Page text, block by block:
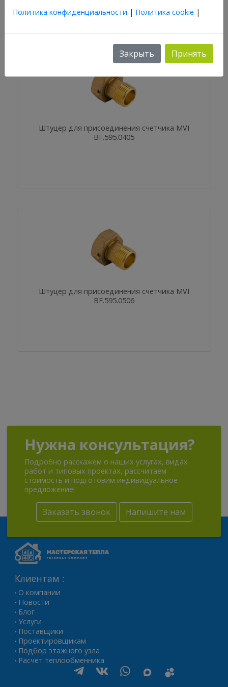
Штуцер для присоединения счетчика MVI
BF.595.0405
Штуцер для присоединения счетчика MVI
BF.595.0506
Нужна консультация?
Подробно расскажем о наших услугах, видах
работ и типовых проектах, рассчитаем
стоимость и подготовим индивидуальное
предложение!
Заказать звонок Напишите нам
Политика конфиденциальности | Политика cookie |
Закрыть Принять
Клиентам :
• О компании
• Новости
• Блог
• Услуги
• Поставщики
• Проектировщикам
• Подбор этажного узла
• Расчет теплообменника